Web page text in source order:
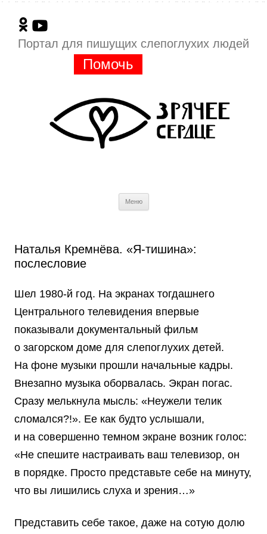
Портал для пишущих слепоглухих людей
Помочь
Меню
Наталья Кремнёва. «Я-тишина»:
послесловие
Шел 1980-й год. На экранах тогдашнего
Центрального телевидения впервые
показывали документальный фильм
о загорском доме для слепоглухих детей.
На фоне музыки прошли начальные кадры.
Внезапно музыка оборвалась. Экран погас.
Сразу мелькнула мысль: «Неужели телик
сломался?!». Ее как будто услышали,
и на совершенно темном экране возник голос:
«Не спешите настраивать ваш телевизор, он
в порядке. Просто представьте себе на минуту,
что вы лишились слуха и зрения…»
Представить себе такое, даже на сотую долю